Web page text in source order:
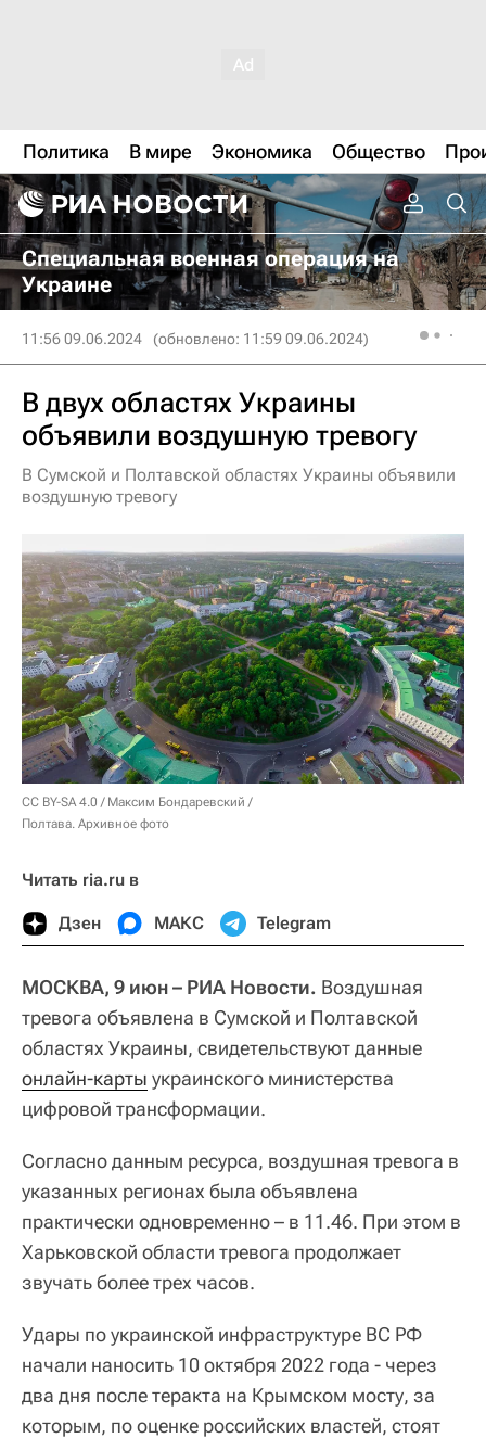
Политика В мире Экономика Общество
Специальная военная операция на
Украине
11:56 09.06.2024 (обновлено: 11:59 09.06.2024)
В двух областях Украины
объявили воздушную тревогу
В Сумской и Полтавской областях Украины объявили
воздушную тревогу
CC BY-SA 4.0 / Максим Бондаревский /
Полтава. Архивное фото
Читать ria.ru в
Дзен МАКС Telegram
МОСКВА, 9 июн – РИА Новости. Воздушная
тревога объявлена в Сумской и Полтавской
областях Украины, свидетельствуют данные
онлайн-карты украинского министерства
цифровой трансформации.
Согласно данным ресурса, воздушная тревога в
указанных регионах была объявлена
практически одновременно – в 11.46. При этом в
Харьковской области тревога продолжает
звучать более трех часов.
Удары по украинской инфраструктуре ВС РФ
начали наносить 10 октября 2022 года - через
два дня после теракта на Крымском мосту, за
которым, по оценке российских властей, стоят